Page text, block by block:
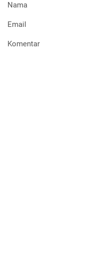
Nama
Email
Komentar